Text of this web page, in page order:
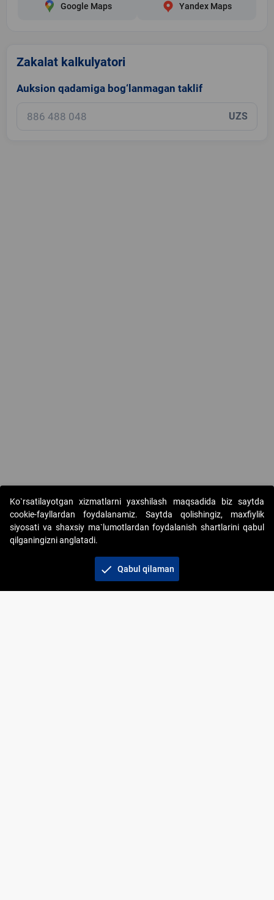
Google Maps Yandex Maps
Zakalat kalkulyatori
Auksion qadamiga bog‘lanmagan taklif
UZS
Copyright © 2017-2026. "Elektron onlayn-auksionlarni
tashkil etish" AJ. Barcha huquqlar himoyalangan
Ko`rsatilayotgan xizmatlarni yaxshilash maqsadida biz saytda
cookie-fayllardan foydalanamiz. Saytda qolishingiz, maxfiylik
siyosati va shaxsiy ma`lumotlardan foydalanish shartlarini qabul
qilganingizni anglatadi.
check Qabul qilaman